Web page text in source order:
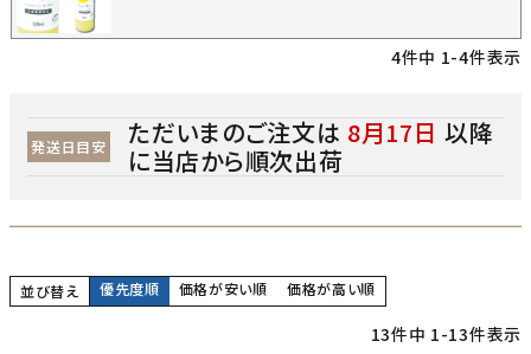
4件中 1-4件表示
発送日目安 ただいまのご注文は 8月17日 以降
に当店から順次出荷
並び替え 優先度順 価格が安い順 価格が高い順
13件中 1-13件表示